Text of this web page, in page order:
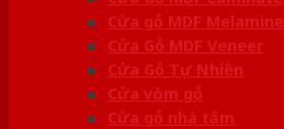
Cửa gỗ MDF Melamine
Cửa Gỗ MDF Veneer
Cửa Gỗ Tự Nhiên
Cửa vòm gỗ
Cửa gỗ nhà tắm